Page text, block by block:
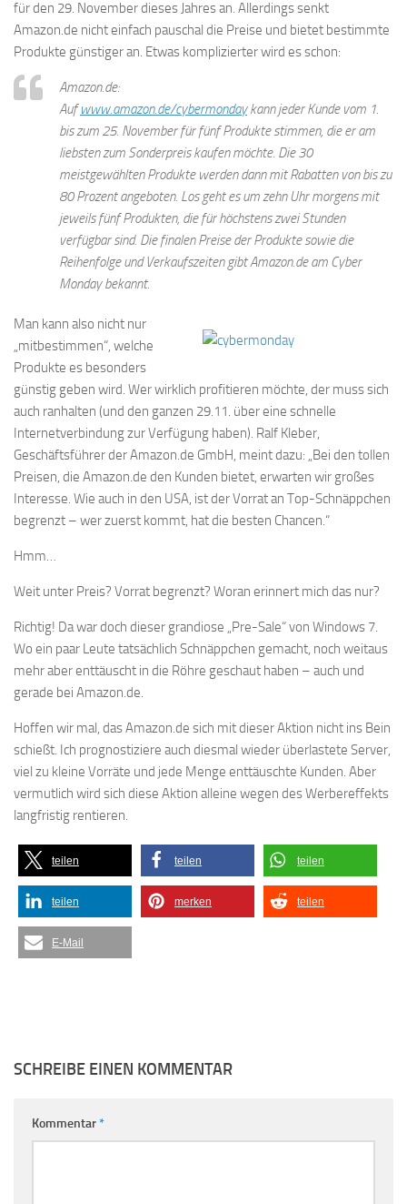
für den 29. November dieses Jahres an. Allerdings senkt
Amazon.de nicht einfach pauschal die Preise und bietet bestimmte
Produkte günstiger an. Etwas komplizierter wird es schon:
Amazon.de:
Aufwww.amazon.de/cybermondaykann jeder Kunde vom 1.
bis zum 25. November für fünf Produkte stimmen, die er am
liebsten zum Sonderpreis kaufen möchte. Die 30
meistgewählten Produkte werden dann mit Rabatten von bis zu
80 Prozent angeboten. Los geht es um zehn Uhr morgens mit
jeweils fünf Produkten, die für höchstens zwei Stunden
verfügbar sind. Die finalen Preise der Produkte sowie die
Reihenfolge und Verkaufszeiten gibt Amazon.de am Cyber
Monday bekannt.
Man kann also nicht nur
„mitbestimmen“, welche
Produkte es besonders
günstig geben wird. Wer wirklich profitieren möchte, der muss sich
auch ranhalten (und den ganzen 29.11. über eine schnelle
Internetverbindung zur Verfügung haben). Ralf Kleber,
Geschäftsführer der Amazon.de GmbH, meint dazu: „Bei den tollen
Preisen, die Amazon.de den Kunden bietet, erwarten wir großes
Interesse. Wie auch in den USA, ist der Vorrat an Top-Schnäppchen
begrenzt – wer zuerst kommt, hat die besten Chancen.“
Hmm…
Weit unter Preis? Vorrat begrenzt? Woran erinnert mich das nur?
Richtig! Da war doch dieser grandiose „Pre-Sale“ von Windows 7.
Wo ein paar Leute tatsächlich Schnäppchen gemacht, noch weitaus
mehr aber enttäuscht in die Röhre geschaut haben – auch und
gerade bei Amazon.de.
Hoffen wir mal, das Amazon.de sich mit dieser Aktion nicht ins Bein
schießt. Ich prognostiziere auch diesmal wieder überlastete Server,
viel zu kleine Vorräte und jede Menge enttäuschte Kunden. Aber
vermutlich wird sich diese Aktion alleine wegen des Werbereffekts
langfristig rentieren.
teilen teilen teilen
teilen merken teilen
E-Mail
SCHREIBE EINEN KOMMENTAR
Kommentar*